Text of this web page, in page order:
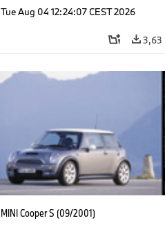
Tue Aug 04 12:24:07 CEST 2026
3,63
MINI Cooper S (09/2001)